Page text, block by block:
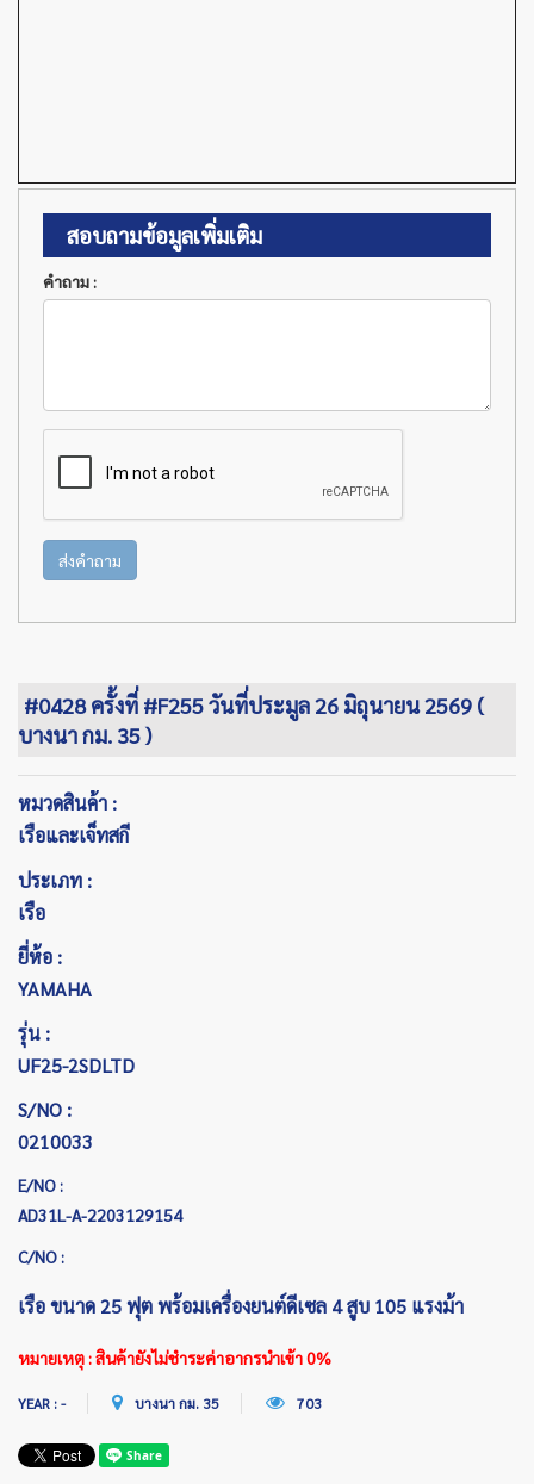
สอบถามข้อมูลเพิ่มเติม
คำถาม :
ส่งคำถาม
#0428 ครั้งที่ #F255 วันที่ประมูล 26 มิถุนายน 2569 (
บางนา กม. 35 )
หมวดสินค้า :
เรือและเจ็ทสกี
ประเภท :
เรือ
ยี่ห้อ :
YAMAHA
รุ่น :
UF25-2SDLTD
S/NO :
0210033
E/NO :
AD31L-A-2203129154
C/NO :
เรือ ขนาด 25 ฟุต พร้อมเครื่องยนต์ดีเซล 4 สูบ 105 แรงม้า
หมายเหตุ : สินค้ายังไม่ชำระค่าอากรนำเข้า 0%
YEAR : - บางนา กม. 35 703